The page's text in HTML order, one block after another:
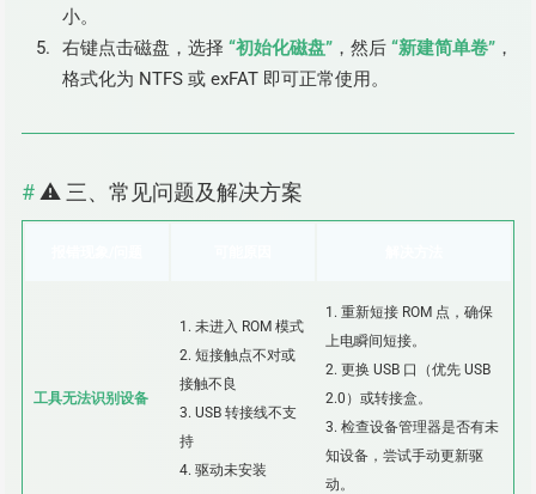
小。
右键点击磁盘，选择 “初始化磁盘” ，然后 “新建简单卷” ，
格式化为 NTFS 或 exFAT 即可正常使用。
⚠️ 三、常见问题及解决方案
工具无法识别设备
1. 未进入 ROM 模式
2. 短接触点不对或
接触不良
3. USB 转接线不支
持
4. 驱动未安装
1. 重新短接 ROM 点，确保
上电瞬间短接。
2. 更换 USB 口（优先 USB
2.0）或转接盒。
3. 检查设备管理器是否有未
知设备，尝试手动更新驱
动。